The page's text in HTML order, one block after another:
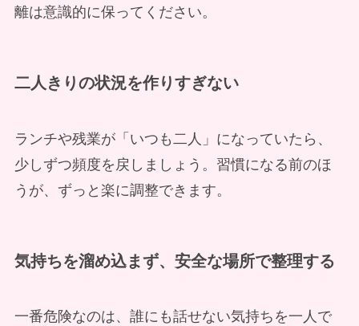
離は意識的に保ってください。
二人きりの状況を作りすぎない
ランチや残業が「いつも二人」になっていたら、
少しずつ頻度を戻しましょう。習慣になる前のほ
うが、ずっと楽に調整できます。
気持ちを溜め込まず、安全な場所で整理する
一番危険なのは、誰にも話せない気持ちを一人で